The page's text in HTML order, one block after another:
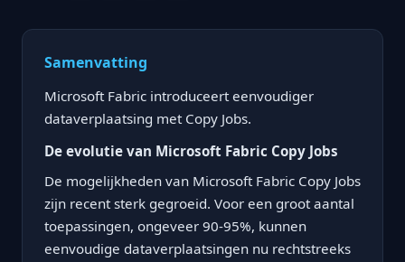
Samenvatting
Microsoft Fabric introduceert eenvoudiger
dataverplaatsing met Copy Jobs.
De evolutie van Microsoft Fabric Copy Jobs
De mogelijkheden van Microsoft Fabric Copy Jobs
zijn recent sterk gegroeid. Voor een groot aantal
toepassingen, ongeveer 90-95%, kunnen
eenvoudige dataverplaatsingen nu rechtstreeks